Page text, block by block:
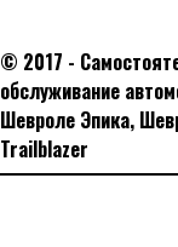
© 2017 -
обслуживание
Шевроле Эпика,
Trailblazer